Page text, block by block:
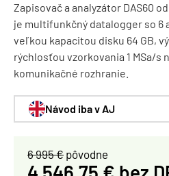
Zapisovač a analyzátor DAS60
je multifunkčný datalogger so 6
veľkou kapacitou disku 64 GB,
rýchlosťou vzorkovania 1 MSa/s
komunikačné rozhranie.
Návod iba v AJ
6 995 € pôvodne